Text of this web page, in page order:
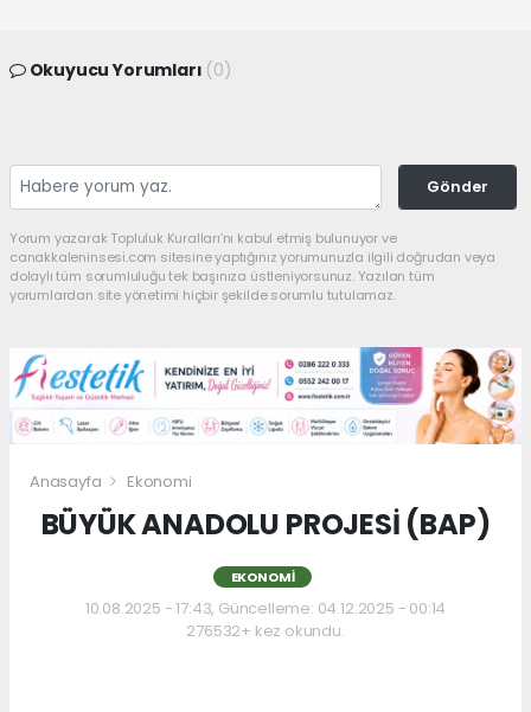
Okuyucu Yorumları (0)
Gönder
Yorum yazarak Topluluk Kuralları’nı kabul etmiş bulunuyor ve
canakkaleninsesi.com sitesine yaptığınız yorumunuzla ilgili doğrudan veya
dolaylı tüm sorumluluğu tek başınıza üstleniyorsunuz. Yazılan tüm
yorumlardan site yönetimi hiçbir şekilde sorumlu tutulamaz.
Anasayfa Ekonomi
BÜYÜK ANADOLU PROJESİ (BAP)
EKONOMI
10.08.2025 - 17:43, Güncelleme: 04.12.2025 - 00:14
276532+ kez okundu.